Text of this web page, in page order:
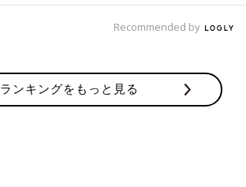
Recommended by
ランキングをもっと見る